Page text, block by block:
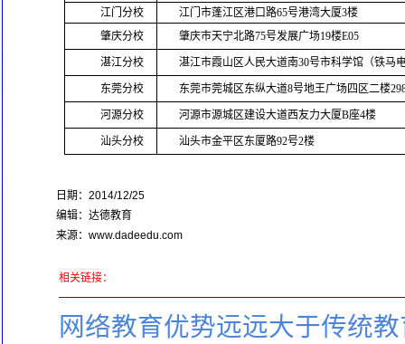
江门分校
江门市蓬江区港口路65号港湾大厦3楼
肇庆分校
肇庆市天宁北路75号发展广场19楼E05
湛江分校 湛江市霞山区人民大道南30号市科学馆（铁马
东莞分校 东莞市莞城区东纵大道8号地王广场四区二楼
河源分校 河源市源城区建设大道西友力大厦B座4楼
汕头分校 汕头市金平区东厦路92号2楼
日期：2014/12/25
编辑：达德教育
来源：www.dadeedu.com
相关链接：
网络教育优势远远大于传统